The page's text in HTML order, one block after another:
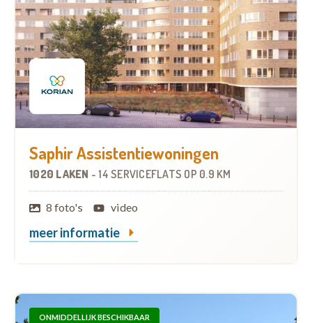
Saphir Assistentiewoningen
1020 LAKEN -14 SERVICEFLATS OP 0.9 KM
8 foto's video
meer informatie
ONMIDDELLIJK BESCHIKBAAR